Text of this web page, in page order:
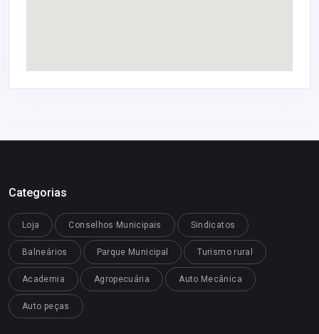
Categorias
Loja Conselhos Municipais Sindicatos
Balneários Parque Municipal Turismo rural
Academia Agropecuária Auto Mecânica
Auto peças